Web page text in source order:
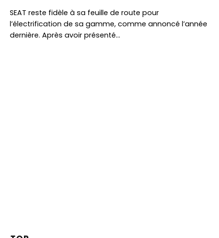
SEAT reste fidèle à sa feuille de route pour
l’électrification de sa gamme, comme annoncé l’année
dernière. Après avoir présenté…